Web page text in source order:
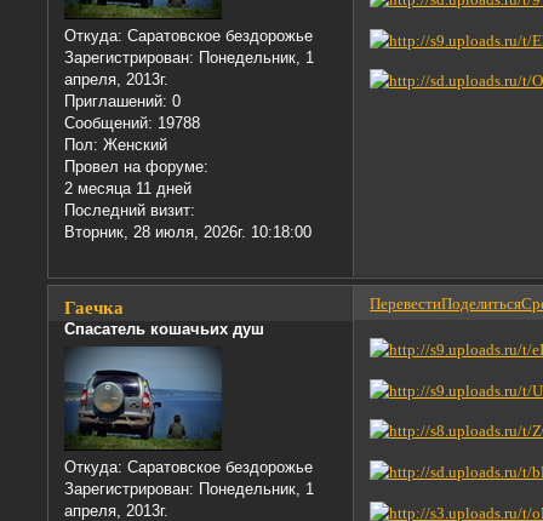
Откуда: Саратовское бездорожье
Зарегистрирован: Понедельник, 1
апреля, 2013г.
Приглашений: 0
Сообщений: 19788
Пол: Женский
Провел на форуме:
2 месяца 11 дней
Последний визит:
Вторник, 28 июля, 2026г. 10:18:00
ПеревестиПоделиться
Гаечка
Спасатель кошачьих душ
Откуда: Саратовское бездорожье
Зарегистрирован: Понедельник, 1
апреля, 2013г.